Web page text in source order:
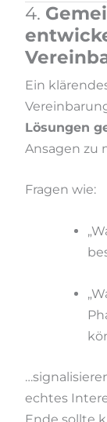
4.
Ein
Lösungen
Ansagen zu
Fragen wie:
echtes